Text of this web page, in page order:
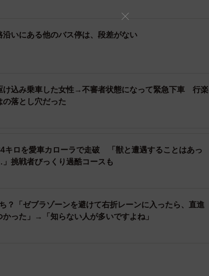
る高低差はどれくらいあるのか。計測したところ、高
ンチの段差は８０代の女性にとって降りるのも、登るの
らに北へと続いている。一つ北の「清水町」と二つ先
が管理しているのだろう。バス停の面する川端通は京
務所に取材した。
ある場所は、河川を管理する京都府京都土木事務所の管
ことから河川敷地と定義されるためだからだ。
の北行きバス停について尋ねると、京都市が京都府に
に工事を行い、バス停を設置したとした。
沿いにある他のバス停は、段差がない
け込み乗車した女性→不審者状態になって緊急下車 行楽
の落とし穴だった
キロを愛車カローラで走破 「獣と遭遇することはあっ
挑戦者びっくり過酷コースも
？「ゼブラゾーンを避けて右折レーンに入ったら、直進
かった」→「知らない人が多いですよね」